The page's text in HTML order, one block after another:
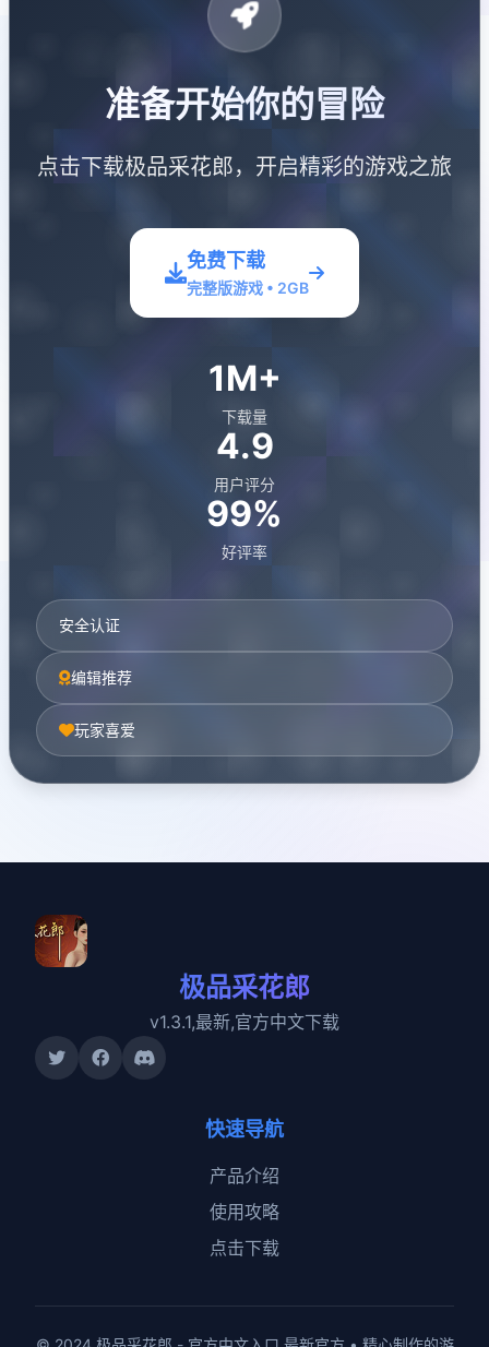
准备开始你的冒险
点击下载极品采花郎，开启精彩的游戏之旅
免费下载
完整版游戏 • 2GB
1M+
下载量
4.9
用户评分
99%
好评率
安全认证
编辑推荐
玩家喜爱
极品采花郎
v1.3.1,最新,官方中文下载
快速导航
产品介绍
使用攻略
点击下载